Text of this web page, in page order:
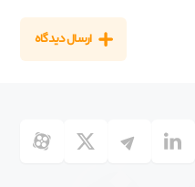
ارسال دیدگاه